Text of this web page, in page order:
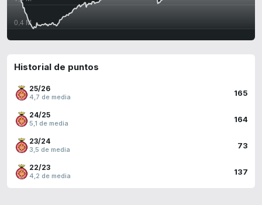
Historial de puntos
25/26
4,7 de media 165
24/25
5,1 de media 164
23/24
3,5 de media 73
22/23
4,2 de media 137